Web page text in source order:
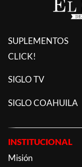
SUPLEMENTOS
CLICK!
SIGLO TV
SIGLO COAHUILA
INSTITUCIONAL
Misión